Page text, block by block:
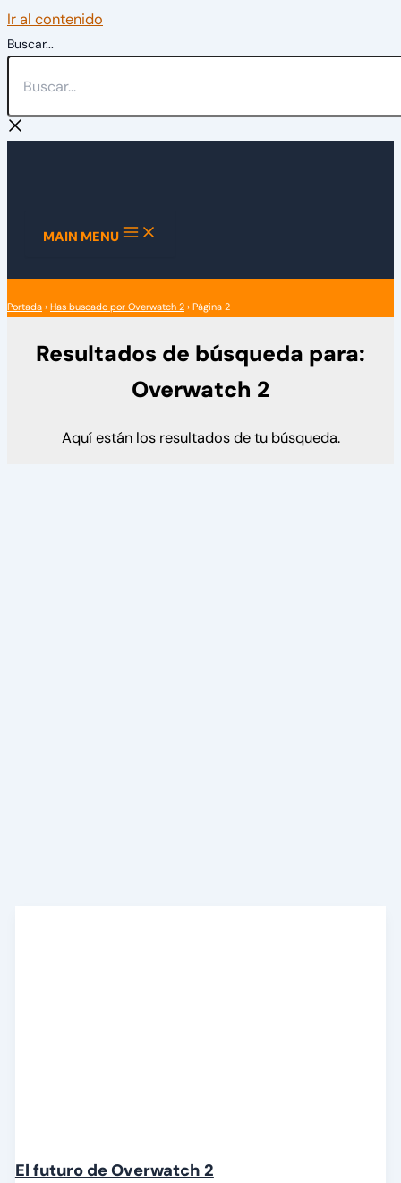
Ir al contenido
Buscar...
MAIN MENU
Portada › Has buscado por Overwatch 2 › Página 2
Resultados de búsqueda para:
Overwatch 2
Aquí están los resultados de tu búsqueda.
El futuro de Overwatch 2